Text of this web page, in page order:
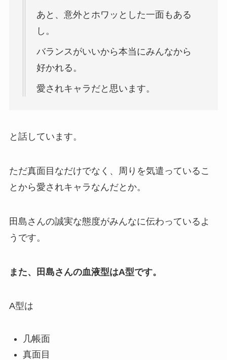
あと、意外とホワッとした一面もある
し。
バランスがいいから本当にみんなから
好かれる。
愛されキャラだと思います。
と話しています。
ただ真面目なだけでなく、周りを気遣っているこ
とから愛されキャラなんだとか。
田島さんの誠実な態度がみんなに伝わっているよ
うです。
また、田島さんの血液型はA型です。
A型は
几帳面
真面目